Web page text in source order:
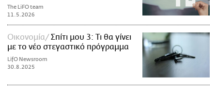
The LiFO team
11.5.2026
Οικονομία
Σπίτι μου 3: Τι θα γίνει
με το νέο στεγαστικό πρόγραμμα
LifO Newsroom
30.8.2025